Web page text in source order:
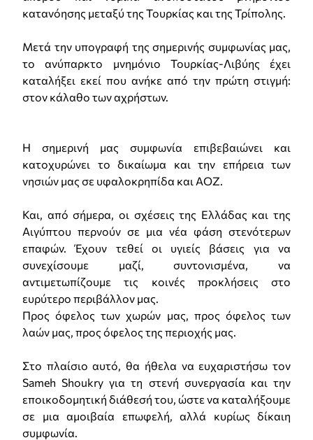
κατανόησης μεταξύ της Τουρκίας και της Τρίπολης.
Μετά την υπογραφή της σημερινής συμφωνίας μας,
το ανύπαρκτο μνημόνιο Τουρκίας-Λιβύης έχει
καταλήξει εκεί που ανήκε από την πρώτη στιγμή:
στον κάλαθο των αχρήστων.
Η σημερινή μας συμφωνία επιβεβαιώνει και
κατοχυρώνει το δικαίωμα και την επήρεια των
νησιών μας σε υφαλοκρηπίδα και ΑΟΖ.
Και, από σήμερα, οι σχέσεις της Ελλάδας και της
Αιγύπτου περνούν σε μια νέα φάση στενότερων
επαφών. Έχουν τεθεί οι υγιείς βάσεις για να
συνεχίσουμε μαζί, συντονισμένα, να
αντιμετωπίζουμε τις κοινές προκλήσεις στο
ευρύτερο περιβάλλον μας.
Προς όφελος των χωρών μας, προς όφελος των
λαών μας, προς όφελος της περιοχής μας.
Στο πλαίσιο αυτό, θα ήθελα να ευχαριστήσω τον
Sameh Shoukry για τη στενή συνεργασία και την
εποικοδομητική διάθεσή του, ώστε να καταλήξουμε
σε μια αμοιβαία επωφελή, αλλά κυρίως δίκαιη
συμφωνία.